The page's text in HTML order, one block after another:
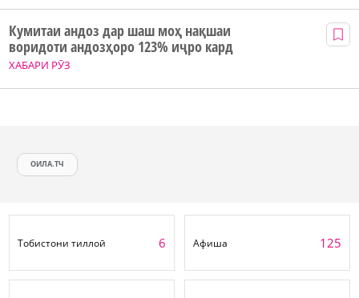
ХАБАРИ РӮЗ
Кумитаи андоз дар шаш моҳ нақшаи
воридоти андозҳоро 123% иҷро кард
ОИЛА.ТЧ
Тобистони тиллоӣ 6 Афиша 125